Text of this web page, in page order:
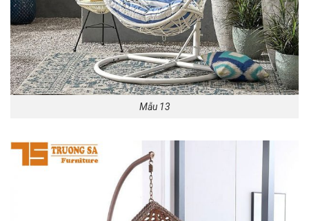
Mẫu 13